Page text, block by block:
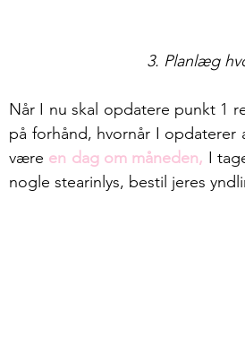
3. Planlæg
Når I nu skal opdatere punkt 1
på forhånd, hvornår I opdaterer
være en dag om måneden, I
nogle stearinlys, bestil jeres